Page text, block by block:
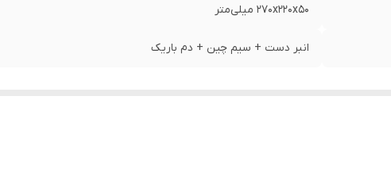
۲۷۰x۲۲۰x۵۰ میلی‌متر
انبر دست + سیم چین + دم باریک